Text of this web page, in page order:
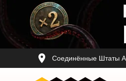
Соединённые Штаты